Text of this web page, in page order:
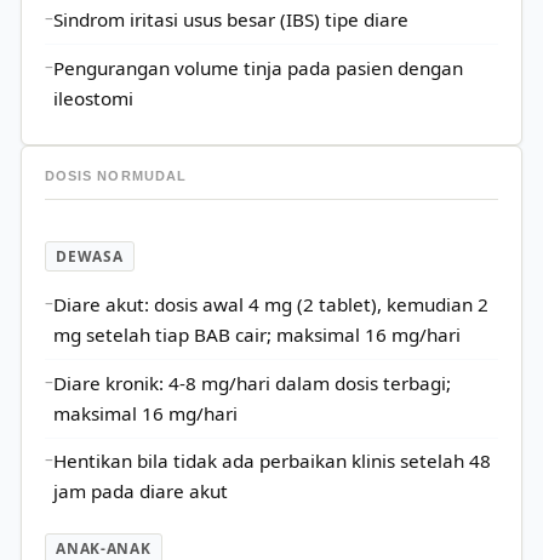
Sindrom iritasi usus besar (IBS) tipe diare
Pengurangan volume tinja pada pasien dengan
ileostomi
DOSIS NORMUDAL
DEWASA
Diare akut: dosis awal 4 mg (2 tablet), kemudian 2
mg setelah tiap BAB cair; maksimal 16 mg/hari
Diare kronik: 4-8 mg/hari dalam dosis terbagi;
maksimal 16 mg/hari
Hentikan bila tidak ada perbaikan klinis setelah 48
jam pada diare akut
ANAK-ANAK